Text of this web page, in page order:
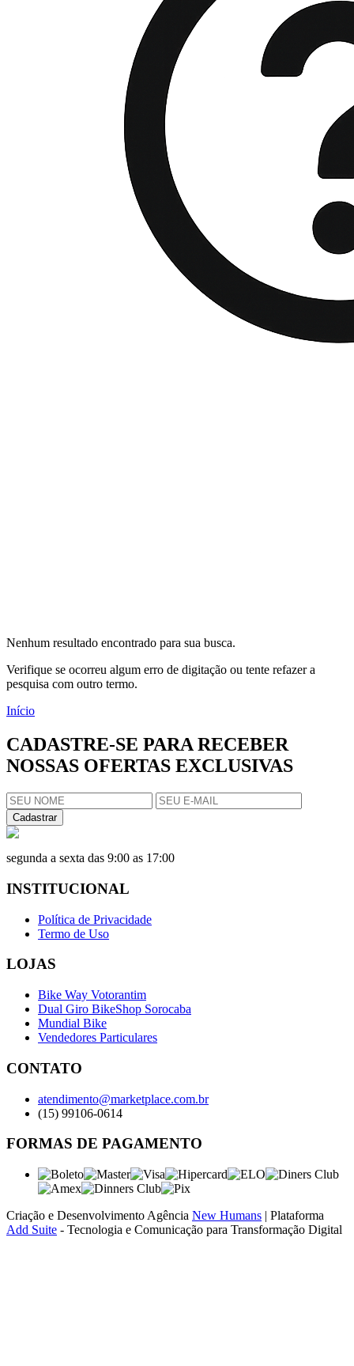
Nenhum resultado encontrado para sua busca.
Verifique se ocorreu algum erro de digitação ou tente refazer a
pesquisa com outro termo.
Início
CADASTRE-SE PARA RECEBER
NOSSAS OFERTAS EXCLUSIVAS
Cadastrar
segunda a sexta das 9:00 as 17:00
INSTITUCIONAL
Política de Privacidade
Termo de Uso
LOJAS
Bike Way Votorantim
Dual Giro BikeShop Sorocaba
Mundial Bike
Vendedores Particulares
CONTATO
atendimento@marketplace.com.br
(15) 99106-0614
FORMAS DE PAGAMENTO
Criação e Desenvolvimento Agência New Humans | Plataforma
Add Suite - Tecnologia e Comunicação para Transformação Digital